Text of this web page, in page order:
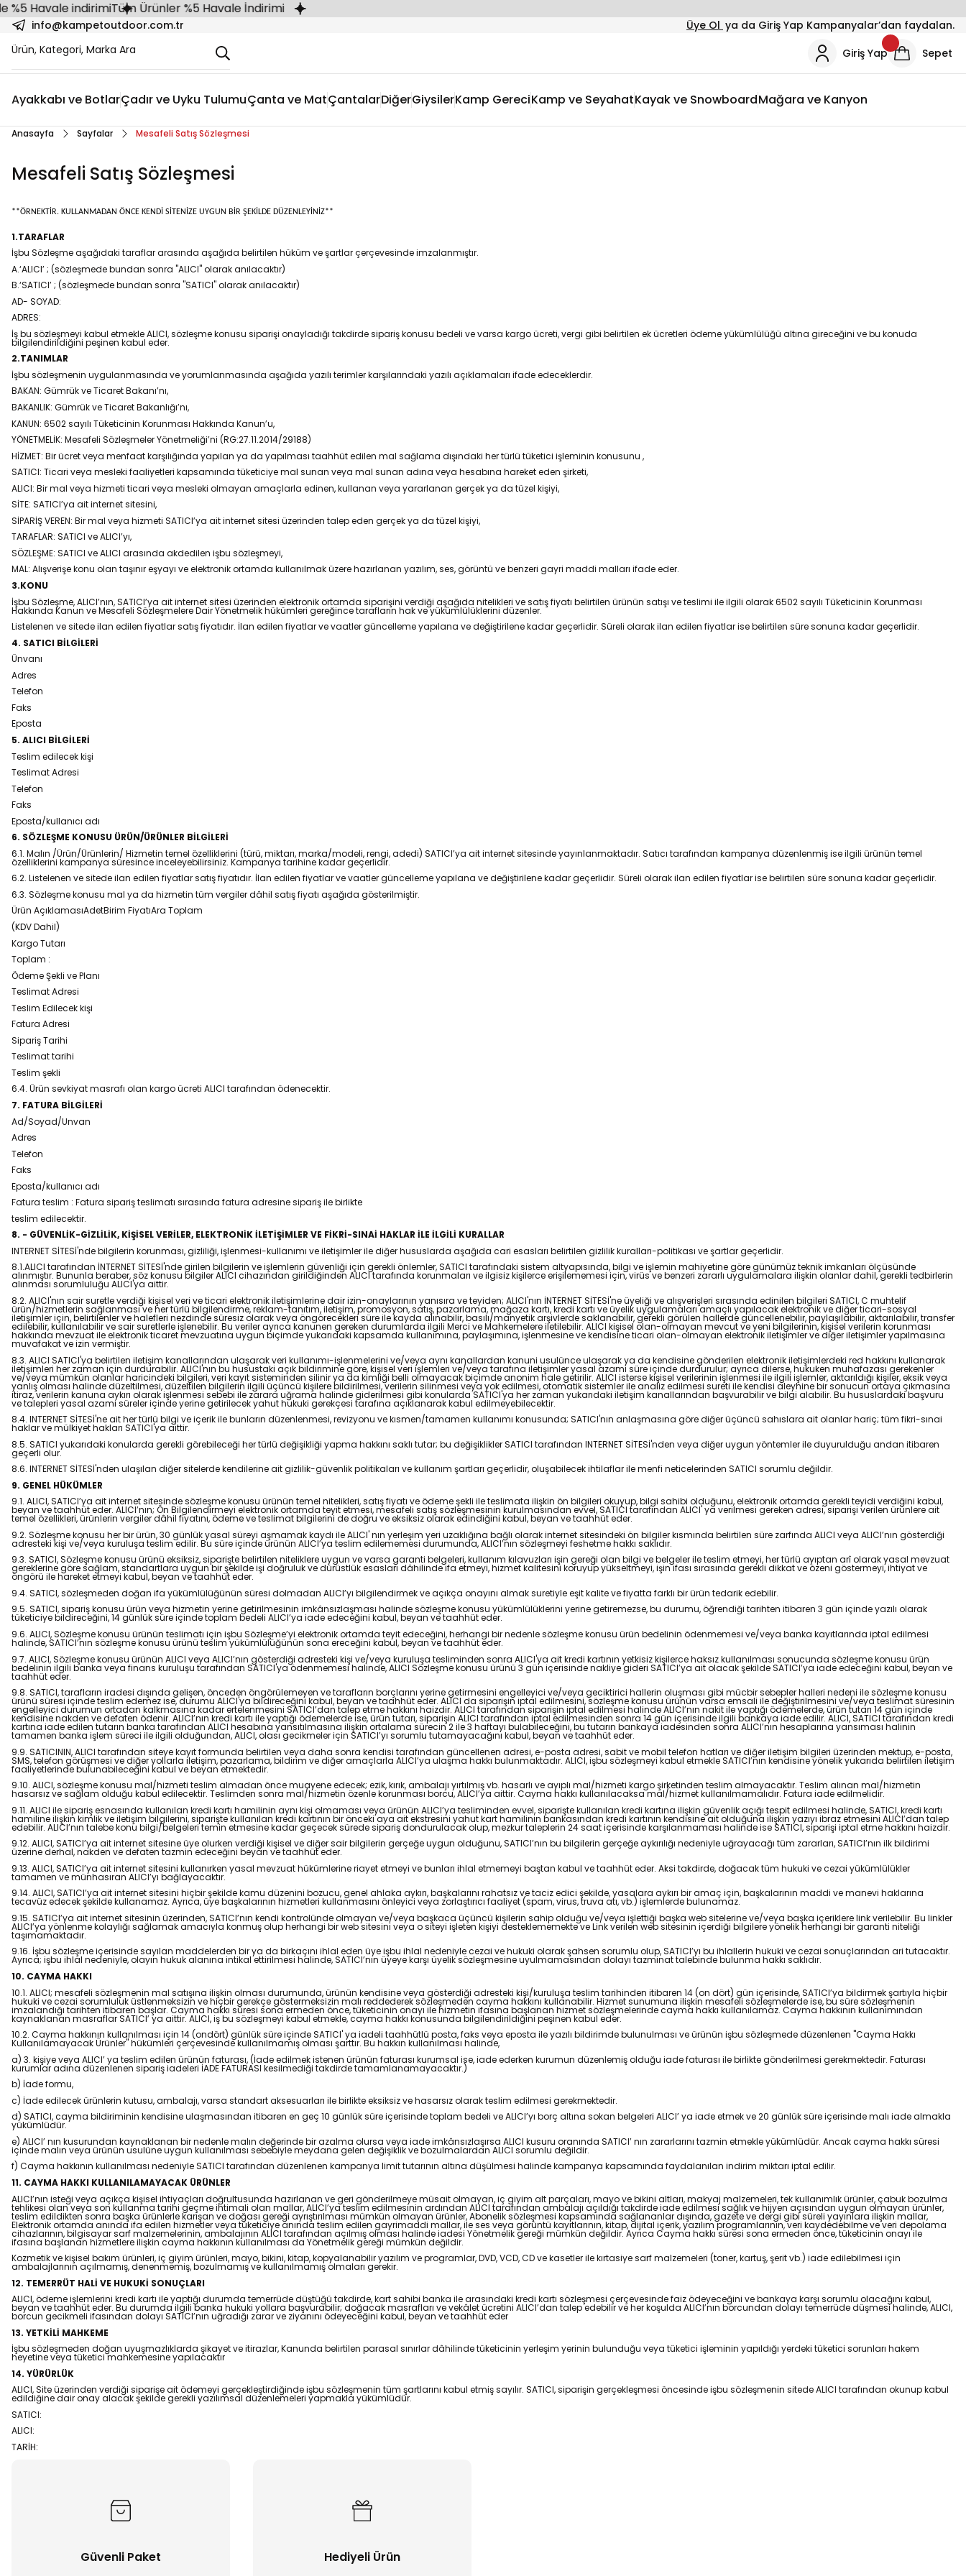
indirimiTüm Ürünler %5 Havale İndirimi
info@kampetoutdoor.com.tr Üye Ol ya da Giriş Yap Kampanyalar’dan faydalan.
Giriş Yap
Sepet
Ayakkabı ve BotlarÇadır ve Uyku TulumuÇanta ve MatÇantalarDiğerGiysilerKamp GereciKamp ve SeyahatKayak ve SnowboardMağara ve Kanyon
Anasayfa Sayfalar Mesafeli Satış Sözleşmesi
Mesafeli Satış Sözleşmesi
**ÖRNEKTİR. KULLANMADAN ÖNCE KENDİ SİTENİZE UYGUN BİR ŞEKİLDE DÜZENLEYİNİZ**
1.TARAFLAR
İşbu Sözleşme aşağıdaki taraflar arasında aşağıda belirtilen hüküm ve şartlar çerçevesinde imzalanmıştır.
A.‘ALICI’ ; (sözleşmede bundan sonra "ALICI" olarak anılacaktır)
B.‘SATICI’ ; (sözleşmede bundan sonra "SATICI" olarak anılacaktır)
AD- SOYAD:
ADRES:
İş bu sözleşmeyi kabul etmekle ALICI, sözleşme konusu siparişi onayladığı takdirde sipariş konusu bedeli ve varsa kargo ücreti, vergi gibi belirtilen ek ücretleri ödeme yükümlülüğü altına gireceğini ve bu konuda
bilgilendirildiğini peşinen kabul eder.
2.TANIMLAR
İşbu sözleşmenin uygulanmasında ve yorumlanmasında aşağıda yazılı terimler karşılarındaki yazılı açıklamaları ifade edeceklerdir.
BAKAN: Gümrük ve Ticaret Bakanı’nı,
BAKANLIK: Gümrük ve Ticaret Bakanlığı’nı,
KANUN: 6502 sayılı Tüketicinin Korunması Hakkında Kanun’u,
YÖNETMELİK: Mesafeli Sözleşmeler Yönetmeliği’ni (RG:27.11.2014/29188)
HİZMET: Bir ücret veya menfaat karşılığında yapılan ya da yapılması taahhüt edilen mal sağlama dışındaki her türlü tüketici işleminin konusunu ,
SATICI: Ticari veya mesleki faaliyetleri kapsamında tüketiciye mal sunan veya mal sunan adına veya hesabına hareket eden şirketi,
ALICI: Bir mal veya hizmeti ticari veya mesleki olmayan amaçlarla edinen, kullanan veya yararlanan gerçek ya da tüzel kişiyi,
SİTE: SATICI’ya ait internet sitesini,
SİPARİŞ VEREN: Bir mal veya hizmeti SATICI’ya ait internet sitesi üzerinden talep eden gerçek ya da tüzel kişiyi,
TARAFLAR: SATICI ve ALICI’yı,
SÖZLEŞME: SATICI ve ALICI arasında akdedilen işbu sözleşmeyi,
MAL: Alışverişe konu olan taşınır eşyayı ve elektronik ortamda kullanılmak üzere hazırlanan yazılım, ses, görüntü ve benzeri gayri maddi malları ifade eder.
3.KONU
İşbu Sözleşme, ALICI’nın, SATICI’ya ait internet sitesi üzerinden elektronik ortamda siparişini verdiği aşağıda nitelikleri ve satış fiyatı belirtilen ürünün satışı ve teslimi ile ilgili olarak 6502 sayılı Tüketicinin Korunması
Hakkında Kanun ve Mesafeli Sözleşmelere Dair Yönetmelik hükümleri gereğince tarafların hak ve yükümlülüklerini düzenler.
Listelenen ve sitede ilan edilen fiyatlar satış fiyatıdır. İlan edilen fiyatlar ve vaatler güncelleme yapılana ve değiştirilene kadar geçerlidir. Süreli olarak ilan edilen fiyatlar ise belirtilen süre sonuna kadar geçerlidir.
4. SATICI BİLGİLERİ
Ünvanı
Adres
Telefon
Faks
Eposta
5. ALICI BİLGİLERİ
Teslim edilecek kişi
Teslimat Adresi
Telefon
Faks
Eposta/kullanıcı adı
6. SÖZLEŞME KONUSU ÜRÜN/ÜRÜNLER BİLGİLERİ
6.1. Malın /Ürün/Ürünlerin/ Hizmetin temel özelliklerini (türü, miktarı, marka/modeli, rengi, adedi) SATICI’ya ait internet sitesinde yayınlanmaktadır. Satıcı tarafından kampanya düzenlenmiş ise ilgili ürünün temel
özelliklerini kampanya süresince inceleyebilirsiniz. Kampanya tarihine kadar geçerlidir.
6.2. Listelenen ve sitede ilan edilen fiyatlar satış fiyatıdır. İlan edilen fiyatlar ve vaatler güncelleme yapılana ve değiştirilene kadar geçerlidir. Süreli olarak ilan edilen fiyatlar ise belirtilen süre sonuna kadar geçerlidir.
6.3. Sözleşme konusu mal ya da hizmetin tüm vergiler dâhil satış fiyatı aşağıda gösterilmiştir.
Ürün AçıklamasıAdetBirim FiyatıAra Toplam
(KDV Dahil)
Kargo Tutarı
Toplam :
Ödeme Şekli ve Planı
Teslimat Adresi
Teslim Edilecek kişi
Fatura Adresi
Sipariş Tarihi
Teslimat tarihi
Teslim şekli
6.4. Ürün sevkiyat masrafı olan kargo ücreti ALICI tarafından ödenecektir.
7. FATURA BİLGİLERİ
Ad/Soyad/Unvan
Adres
Telefon
Faks
Eposta/kullanıcı adı
Fatura teslim : Fatura sipariş teslimatı sırasında fatura adresine sipariş ile birlikte
teslim edilecektir.
8. - GÜVENLİK-GİZLİLİK, KİŞİSEL VERİLER, ELEKTRONİK İLETİŞİMLER VE FİKRİ-SINAİ HAKLAR İLE İLGİLİ KURALLAR
INTERNET SİTESİ'nde bilgilerin korunması, gizliliği, işlenmesi-kullanımı ve iletişimler ile diğer hususlarda aşağıda cari esasları belirtilen gizlilik kuralları-politikası ve şartlar geçerlidir.
8.1.ALICI tarafından İNTERNET SİTESİ'nde girilen bilgilerin ve işlemlerin güvenliği için gerekli önlemler, SATICI tarafındaki sistem altyapısında, bilgi ve işlemin mahiyetine göre günümüz teknik imkanları ölçüsünde
alınmıştır. Bununla beraber, söz konusu bilgiler ALICI cihazından girildiğinden ALICI tarafında korunmaları ve ilgisiz kişilerce erişilememesi için, virüs ve benzeri zararlı uygulamalara ilişkin olanlar dahil, gerekli tedbirlerin
alınması sorumluluğu ALICI'ya aittir.
8.2. ALICI'nın sair suretle verdiği kişisel veri ve ticari elektronik iletişimlerine dair izin-onaylarının yanısıra ve teyiden; ALICI'nın İNTERNET SİTESİ'ne üyeliği ve alışverişleri sırasında edinilen bilgileri SATICI, C muhtelif
ürün/hizmetlerin sağlanması ve her türlü bilgilendirme, reklam-tanıtım, iletişim, promosyon, satış, pazarlama, mağaza kartı, kredi kartı ve üyelik uygulamaları amaçlı yapılacak elektronik ve diğer ticari-sosyal
iletişimler için, belirtilenler ve halefleri nezdinde süresiz olarak veya öngörecekleri süre ile kayda alınabilir, basılı/manyetik arşivlerde saklanabilir, gerekli görülen hallerde güncellenebilir, paylaşılabilir, aktarılabilir, transfer
edilebilir, kullanılabilir ve sair suretlerle işlenebilir. Bu veriler ayrıca kanunen gereken durumlarda ilgili Merci ve Mahkemelere iletilebilir. ALICI kişisel olan-olmayan mevcut ve yeni bilgilerinin, kişisel verilerin korunması
hakkında mevzuat ile elektronik ticaret mevzuatına uygun biçimde yukarıdaki kapsamda kullanımına, paylaşımına, işlenmesine ve kendisine ticari olan-olmayan elektronik iletişimler ve diğer iletişimler yapılmasına
muvafakat ve izin vermiştir.
8.3. ALICI SATICI'ya belirtilen iletişim kanallarından ulaşarak veri kullanımı-işlenmelerini ve/veya aynı kanallardan kanuni usulünce ulaşarak ya da kendisine gönderilen elektronik iletişimlerdeki red hakkını kullanarak
iletişimleri her zaman için durdurabilir. ALICI'nın bu husustaki açık bildirimine göre, kişisel veri işlemleri ve/veya tarafına iletişimler yasal azami süre içinde durdurulur; ayrıca dilerse, hukuken muhafazası gerekenler
ve/veya mümkün olanlar haricindeki bilgileri, veri kayıt sisteminden silinir ya da kimliği belli olmayacak biçimde anonim hale getirilir. ALICI isterse kişisel verilerinin işlenmesi ile ilgili işlemler, aktarıldığı kişiler, eksik veya
yanlış olması halinde düzeltilmesi, düzeltilen bilgilerin ilgili üçüncü kişilere bildirilmesi, verilerin silinmesi veya yok edilmesi, otomatik sistemler ile analiz edilmesi sureti ile kendisi aleyhine bir sonucun ortaya çıkmasına
itiraz, verilerin kanuna aykırı olarak işlenmesi sebebi ile zarara uğrama halinde giderilmesi gibi konularda SATICI'ya her zaman yukarıdaki iletişim kanallarından başvurabilir ve bilgi alabilir. Bu hususlardaki başvuru
ve talepleri yasal azami süreler içinde yerine getirilecek yahut hukuki gerekçesi tarafına açıklanarak kabul edilmeyebilecektir.
8.4. INTERNET SİTESİ'ne ait her türlü bilgi ve içerik ile bunların düzenlenmesi, revizyonu ve kısmen/tamamen kullanımı konusunda; SATICI'nın anlaşmasına göre diğer üçüncü sahıslara ait olanlar hariç; tüm fikri-sınai
haklar ve mülkiyet hakları SATICI'ya aittir.
8.5. SATICI yukarıdaki konularda gerekli görebileceği her türlü değişikliği yapma hakkını saklı tutar; bu değişiklikler SATICI tarafından INTERNET SİTESİ'nden veya diğer uygun yöntemler ile duyurulduğu andan itibaren
geçerli olur.
8.6. INTERNET SİTESİ'nden ulaşılan diğer sitelerde kendilerine ait gizlilik-güvenlik politikaları ve kullanım şartları geçerlidir, oluşabilecek ihtilaflar ile menfi neticelerinden SATICI sorumlu değildir.
9. GENEL HÜKÜMLER
9.1. ALICI, SATICI’ya ait internet sitesinde sözleşme konusu ürünün temel nitelikleri, satış fiyatı ve ödeme şekli ile teslimata ilişkin ön bilgileri okuyup, bilgi sahibi olduğunu, elektronik ortamda gerekli teyidi verdiğini kabul,
beyan ve taahhüt eder. ALICI’nın; Ön Bilgilendirmeyi elektronik ortamda teyit etmesi, mesafeli satış sözleşmesinin kurulmasından evvel, SATICI tarafından ALICI' ya verilmesi gereken adresi, siparişi verilen ürünlere ait
temel özellikleri, ürünlerin vergiler dâhil fiyatını, ödeme ve teslimat bilgilerini de doğru ve eksiksiz olarak edindiğini kabul, beyan ve taahhüt eder.
9.2. Sözleşme konusu her bir ürün, 30 günlük yasal süreyi aşmamak kaydı ile ALICI' nın yerleşim yeri uzaklığına bağlı olarak internet sitesindeki ön bilgiler kısmında belirtilen süre zarfında ALICI veya ALICI’nın gösterdiği
adresteki kişi ve/veya kuruluşa teslim edilir. Bu süre içinde ürünün ALICI’ya teslim edilememesi durumunda, ALICI’nın sözleşmeyi feshetme hakkı saklıdır.
9.3. SATICI, Sözleşme konusu ürünü eksiksiz, siparişte belirtilen niteliklere uygun ve varsa garanti belgeleri, kullanım kılavuzları işin gereği olan bilgi ve belgeler ile teslim etmeyi, her türlü ayıptan arî olarak yasal mevzuat
gereklerine göre sağlam, standartlara uygun bir şekilde işi doğruluk ve dürüstlük esasları dâhilinde ifa etmeyi, hizmet kalitesini koruyup yükseltmeyi, işin ifası sırasında gerekli dikkat ve özeni göstermeyi, ihtiyat ve
öngörü ile hareket etmeyi kabul, beyan ve taahhüt eder.
9.4. SATICI, sözleşmeden doğan ifa yükümlülüğünün süresi dolmadan ALICI’yı bilgilendirmek ve açıkça onayını almak suretiyle eşit kalite ve fiyatta farklı bir ürün tedarik edebilir.
9.5. SATICI, sipariş konusu ürün veya hizmetin yerine getirilmesinin imkânsızlaşması halinde sözleşme konusu yükümlülüklerini yerine getiremezse, bu durumu, öğrendiği tarihten itibaren 3 gün içinde yazılı olarak
tüketiciye bildireceğini, 14 günlük süre içinde toplam bedeli ALICI’ya iade edeceğini kabul, beyan ve taahhüt eder.
9.6. ALICI, Sözleşme konusu ürünün teslimatı için işbu Sözleşme’yi elektronik ortamda teyit edeceğini, herhangi bir nedenle sözleşme konusu ürün bedelinin ödenmemesi ve/veya banka kayıtlarında iptal edilmesi
halinde, SATICI’nın sözleşme konusu ürünü teslim yükümlülüğünün sona ereceğini kabul, beyan ve taahhüt eder.
9.7. ALICI, Sözleşme konusu ürünün ALICI veya ALICI’nın gösterdiği adresteki kişi ve/veya kuruluşa tesliminden sonra ALICI'ya ait kredi kartının yetkisiz kişilerce haksız kullanılması sonucunda sözleşme konusu ürün
bedelinin ilgili banka veya finans kuruluşu tarafından SATICI'ya ödenmemesi halinde, ALICI Sözleşme konusu ürünü 3 gün içerisinde nakliye gideri SATICI’ya ait olacak şekilde SATICI’ya iade edeceğini kabul, beyan ve
taahhüt eder.
9.8. SATICI, tarafların iradesi dışında gelişen, önceden öngörülemeyen ve tarafların borçlarını yerine getirmesini engelleyici ve/veya geciktirici hallerin oluşması gibi mücbir sebepler halleri nedeni ile sözleşme konusu
ürünü süresi içinde teslim edemez ise, durumu ALICI'ya bildireceğini kabul, beyan ve taahhüt eder. ALICI da siparişin iptal edilmesini, sözleşme konusu ürünün varsa emsali ile değiştirilmesini ve/veya teslimat süresinin
engelleyici durumun ortadan kalkmasına kadar ertelenmesini SATICI’dan talep etme hakkını haizdir. ALICI tarafından siparişin iptal edilmesi halinde ALICI’nın nakit ile yaptığı ödemelerde, ürün tutarı 14 gün içinde
kendisine nakden ve defaten ödenir. ALICI’nın kredi kartı ile yaptığı ödemelerde ise, ürün tutarı, siparişin ALICI tarafından iptal edilmesinden sonra 14 gün içerisinde ilgili bankaya iade edilir. ALICI, SATICI tarafından kredi
kartına iade edilen tutarın banka tarafından ALICI hesabına yansıtılmasına ilişkin ortalama sürecin 2 ile 3 haftayı bulabileceğini, bu tutarın bankaya iadesinden sonra ALICI’nın hesaplarına yansıması halinin
tamamen banka işlem süreci ile ilgili olduğundan, ALICI, olası gecikmeler için SATICI’yı sorumlu tutamayacağını kabul, beyan ve taahhüt eder.
9.9. SATICININ, ALICI tarafından siteye kayıt formunda belirtilen veya daha sonra kendisi tarafından güncellenen adresi, e-posta adresi, sabit ve mobil telefon hatları ve diğer iletişim bilgileri üzerinden mektup, e-posta,
SMS, telefon görüşmesi ve diğer yollarla iletişim, pazarlama, bildirim ve diğer amaçlarla ALICI’ya ulaşma hakkı bulunmaktadır. ALICI, işbu sözleşmeyi kabul etmekle SATICI’nın kendisine yönelik yukarıda belirtilen iletişim
faaliyetlerinde bulunabileceğini kabul ve beyan etmektedir.
9.10. ALICI, sözleşme konusu mal/hizmeti teslim almadan önce muayene edecek; ezik, kırık, ambalajı yırtılmış vb. hasarlı ve ayıplı mal/hizmeti kargo şirketinden teslim almayacaktır. Teslim alınan mal/hizmetin
hasarsız ve sağlam olduğu kabul edilecektir. Teslimden sonra mal/hizmetin özenle korunması borcu, ALICI’ya aittir. Cayma hakkı kullanılacaksa mal/hizmet kullanılmamalıdır. Fatura iade edilmelidir.
9.11. ALICI ile sipariş esnasında kullanılan kredi kartı hamilinin aynı kişi olmaması veya ürünün ALICI’ya tesliminden evvel, siparişte kullanılan kredi kartına ilişkin güvenlik açığı tespit edilmesi halinde, SATICI, kredi kartı
hamiline ilişkin kimlik ve iletişim bilgilerini, siparişte kullanılan kredi kartının bir önceki aya ait ekstresini yahut kart hamilinin bankasından kredi kartının kendisine ait olduğuna ilişkin yazıyı ibraz etmesini ALICI’dan talep
edebilir. ALICI’nın talebe konu bilgi/belgeleri temin etmesine kadar geçecek sürede sipariş dondurulacak olup, mezkur taleplerin 24 saat içerisinde karşılanmaması halinde ise SATICI, siparişi iptal etme hakkını haizdir.
9.12. ALICI, SATICI’ya ait internet sitesine üye olurken verdiği kişisel ve diğer sair bilgilerin gerçeğe uygun olduğunu, SATICI’nın bu bilgilerin gerçeğe aykırılığı nedeniyle uğrayacağı tüm zararları, SATICI’nın ilk bildirimi
üzerine derhal, nakden ve defaten tazmin edeceğini beyan ve taahhüt eder.
9.13. ALICI, SATICI’ya ait internet sitesini kullanırken yasal mevzuat hükümlerine riayet etmeyi ve bunları ihlal etmemeyi baştan kabul ve taahhüt eder. Aksi takdirde, doğacak tüm hukuki ve cezai yükümlülükler
tamamen ve münhasıran ALICI’yı bağlayacaktır.
9.14. ALICI, SATICI’ya ait internet sitesini hiçbir şekilde kamu düzenini bozucu, genel ahlaka aykırı, başkalarını rahatsız ve taciz edici şekilde, yasalara aykırı bir amaç için, başkalarının maddi ve manevi haklarına
tecavüz edecek şekilde kullanamaz. Ayrıca, üye başkalarının hizmetleri kullanmasını önleyici veya zorlaştırıcı faaliyet (spam, virus, truva atı, vb.) işlemlerde bulunamaz.
9.15. SATICI’ya ait internet sitesinin üzerinden, SATICI’nın kendi kontrolünde olmayan ve/veya başkaca üçüncü kişilerin sahip olduğu ve/veya işlettiği başka web sitelerine ve/veya başka içeriklere link verilebilir. Bu linkler
ALICI’ya yönlenme kolaylığı sağlamak amacıyla konmuş olup herhangi bir web sitesini veya o siteyi işleten kişiyi desteklememekte ve Link verilen web sitesinin içerdiği bilgilere yönelik herhangi bir garanti niteliği
taşımamaktadır.
9.16. İşbu sözleşme içerisinde sayılan maddelerden bir ya da birkaçını ihlal eden üye işbu ihlal nedeniyle cezai ve hukuki olarak şahsen sorumlu olup, SATICI’yı bu ihlallerin hukuki ve cezai sonuçlarından ari tutacaktır.
Ayrıca; işbu ihlal nedeniyle, olayın hukuk alanına intikal ettirilmesi halinde, SATICI’nın üyeye karşı üyelik sözleşmesine uyulmamasından dolayı tazminat talebinde bulunma hakkı saklıdır.
10. CAYMA HAKKI
10.1. ALICI; mesafeli sözleşmenin mal satışına ilişkin olması durumunda, ürünün kendisine veya gösterdiği adresteki kişi/kuruluşa teslim tarihinden itibaren 14 (on dört) gün içerisinde, SATICI’ya bildirmek şartıyla hiçbir
hukuki ve cezai sorumluluk üstlenmeksizin ve hiçbir gerekçe göstermeksizin malı reddederek sözleşmeden cayma hakkını kullanabilir. Hizmet sunumuna ilişkin mesafeli sözleşmelerde ise, bu süre sözleşmenin
imzalandığı tarihten itibaren başlar. Cayma hakkı süresi sona ermeden önce, tüketicinin onayı ile hizmetin ifasına başlanan hizmet sözleşmelerinde cayma hakkı kullanılamaz. Cayma hakkının kullanımından
kaynaklanan masraflar SATICI’ ya aittir. ALICI, iş bu sözleşmeyi kabul etmekle, cayma hakkı konusunda bilgilendirildiğini peşinen kabul eder.
10.2. Cayma hakkının kullanılması için 14 (ondört) günlük süre içinde SATICI' ya iadeli taahhütlü posta, faks veya eposta ile yazılı bildirimde bulunulması ve ürünün işbu sözleşmede düzenlenen "Cayma Hakkı
Kullanılamayacak Ürünler" hükümleri çerçevesinde kullanılmamış olması şarttır. Bu hakkın kullanılması halinde,
a) 3. kişiye veya ALICI’ ya teslim edilen ürünün faturası, (İade edilmek istenen ürünün faturası kurumsal ise, iade ederken kurumun düzenlemiş olduğu iade faturası ile birlikte gönderilmesi gerekmektedir. Faturası
kurumlar adına düzenlenen sipariş iadeleri İADE FATURASI kesilmediği takdirde tamamlanamayacaktır.)
b) İade formu,
c) İade edilecek ürünlerin kutusu, ambalajı, varsa standart aksesuarları ile birlikte eksiksiz ve hasarsız olarak teslim edilmesi gerekmektedir.
d) SATICI, cayma bildiriminin kendisine ulaşmasından itibaren en geç 10 günlük süre içerisinde toplam bedeli ve ALICI’yı borç altına sokan belgeleri ALICI’ ya iade etmek ve 20 günlük süre içerisinde malı iade almakla
yükümlüdür.
e) ALICI’ nın kusurundan kaynaklanan bir nedenle malın değerinde bir azalma olursa veya iade imkânsızlaşırsa ALICI kusuru oranında SATICI’ nın zararlarını tazmin etmekle yükümlüdür. Ancak cayma hakkı süresi
içinde malın veya ürünün usulüne uygun kullanılması sebebiyle meydana gelen değişiklik ve bozulmalardan ALICI sorumlu değildir.
f) Cayma hakkının kullanılması nedeniyle SATICI tarafından düzenlenen kampanya limit tutarının altına düşülmesi halinde kampanya kapsamında faydalanılan indirim miktarı iptal edilir.
11. CAYMA HAKKI KULLANILAMAYACAK ÜRÜNLER
ALICI’nın isteği veya açıkça kişisel ihtiyaçları doğrultusunda hazırlanan ve geri gönderilmeye müsait olmayan, iç giyim alt parçaları, mayo ve bikini altları, makyaj malzemeleri, tek kullanımlık ürünler, çabuk bozulma
tehlikesi olan veya son kullanma tarihi geçme ihtimali olan mallar, ALICI’ya teslim edilmesinin ardından ALICI tarafından ambalajı açıldığı takdirde iade edilmesi sağlık ve hijyen açısından uygun olmayan ürünler,
teslim edildikten sonra başka ürünlerle karışan ve doğası gereği ayrıştırılması mümkün olmayan ürünler, Abonelik sözleşmesi kapsamında sağlananlar dışında, gazete ve dergi gibi süreli yayınlara ilişkin mallar,
Elektronik ortamda anında ifa edilen hizmetler veya tüketiciye anında teslim edilen gayrimaddi mallar, ile ses veya görüntü kayıtlarının, kitap, dijital içerik, yazılım programlarının, veri kaydedebilme ve veri depolama
cihazlarının, bilgisayar sarf malzemelerinin, ambalajının ALICI tarafından açılmış olması halinde iadesi Yönetmelik gereği mümkün değildir. Ayrıca Cayma hakkı süresi sona ermeden önce, tüketicinin onayı ile
ifasına başlanan hizmetlere ilişkin cayma hakkının kullanılması da Yönetmelik gereği mümkün değildir.
Kozmetik ve kişisel bakım ürünleri, iç giyim ürünleri, mayo, bikini, kitap, kopyalanabilir yazılım ve programlar, DVD, VCD, CD ve kasetler ile kırtasiye sarf malzemeleri (toner, kartuş, şerit vb.) iade edilebilmesi için
ambalajlarının açılmamış, denenmemiş, bozulmamış ve kullanılmamış olmaları gerekir.
12. TEMERRÜT HALİ VE HUKUKİ SONUÇLARI
ALICI, ödeme işlemlerini kredi kartı ile yaptığı durumda temerrüde düştüğü takdirde, kart sahibi banka ile arasındaki kredi kartı sözleşmesi çerçevesinde faiz ödeyeceğini ve bankaya karşı sorumlu olacağını kabul,
beyan ve taahhüt eder. Bu durumda ilgili banka hukuki yollara başvurabilir; doğacak masrafları ve vekâlet ücretini ALICI’dan talep edebilir ve her koşulda ALICI’nın borcundan dolayı temerrüde düşmesi halinde, ALICI,
borcun gecikmeli ifasından dolayı SATICI’nın uğradığı zarar ve ziyanını ödeyeceğini kabul, beyan ve taahhüt eder
13. YETKİLİ MAHKEME
İşbu sözleşmeden doğan uyuşmazlıklarda şikayet ve itirazlar, Kanunda belirtilen parasal sınırlar dâhilinde tüketicinin yerleşim yerinin bulunduğu veya tüketici işleminin yapıldığı yerdeki tüketici sorunları hakem
heyetine veya tüketici mahkemesine yapılacaktır
14. YÜRÜRLÜK
ALICI, Site üzerinden verdiği siparişe ait ödemeyi gerçekleştirdiğinde işbu sözleşmenin tüm şartlarını kabul etmiş sayılır. SATICI, siparişin gerçekleşmesi öncesinde işbu sözleşmenin sitede ALICI tarafından okunup kabul
edildiğine dair onay alacak şekilde gerekli yazılımsal düzenlemeleri yapmakla yükümlüdür.
SATICI:
ALICI:
TARİH:
Güvenli Paket Hediyeli Ürün